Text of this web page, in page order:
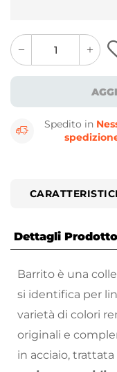
quantity
button
minus
button
Spedito in
Dettagli Prodotto
Barrito è una
si identifica per
varietà di colori
originali e
in acciaio,